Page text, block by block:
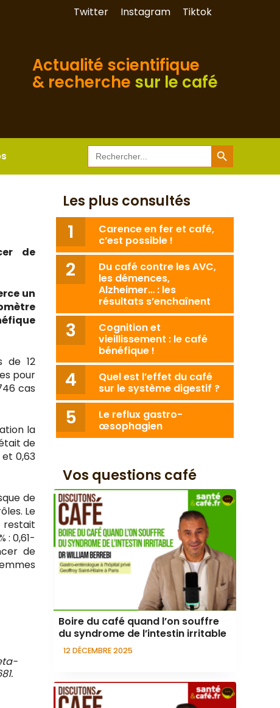
Twitter Instagram Tiktok
Actualité scientifique
& recherche sur le café
Search
for:
Search Button
de
un
de 12
pour
cas
la
de
et 0,63
de
Le
restait
: 0,61-
de
Les plus consultés
Carence en fer et café,
c’est possible !
Du café contre les AVC,
les démences,
Alzheimer… : les
résultats s’enchaînent
Cognition et
vieillissement : le café
bénéfique !
Quel est l’effet du café
sur le système digestif ?
Le reflux gastro-
œsophagien
Vos questions café
Boire du café quand l’on souffre
du syndrome de l’intestin irritable
12 DÉCEMBRE 2025